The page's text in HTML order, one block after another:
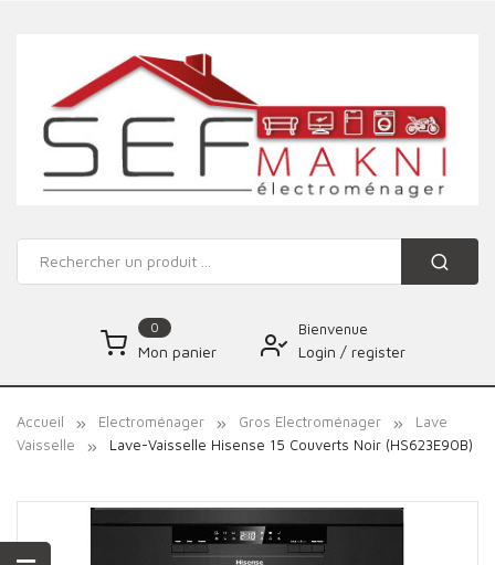
0
Mon panier
Bienvenue
Login / register
Accueil Electroménager Gros Electroménager
Lave
Vaisselle
Lave-Vaisselle Hisense 15 Couverts Noir (HS623E90B)